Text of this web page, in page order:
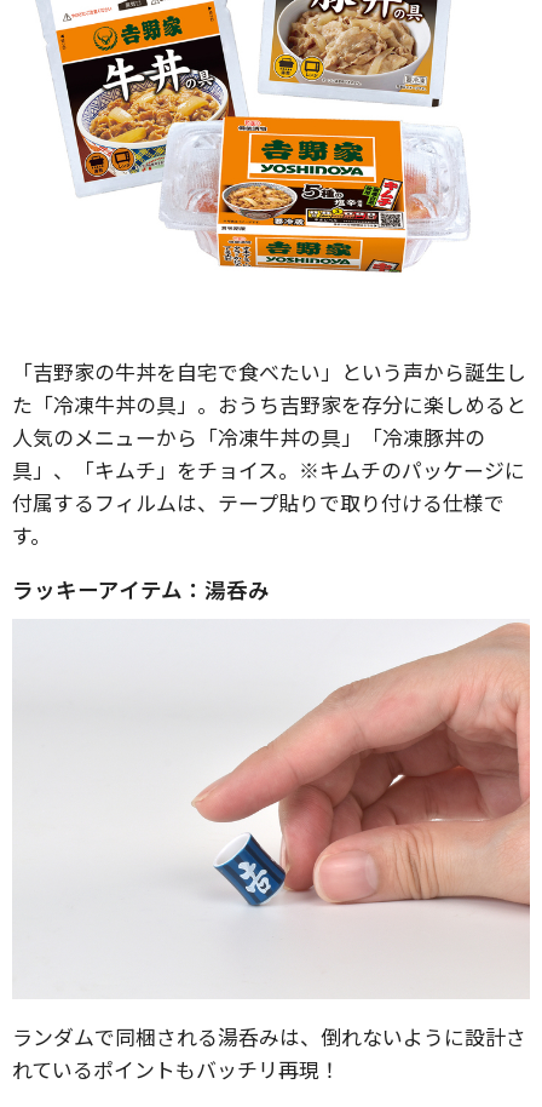
「吉野家の牛丼を自宅で食べたい」という声から誕生し
た「冷凍牛丼の具」。おうち吉野家を存分に楽しめると
人気のメニューから「冷凍牛丼の具」「冷凍豚丼の
具」、「キムチ」をチョイス。※キムチのパッケージに
付属するフィルムは、テープ貼りで取り付ける仕様で
す。
ラッキーアイテム：湯呑み
ランダムで同梱される湯呑みは、倒れないように設計さ
れているポイントもバッチリ再現！